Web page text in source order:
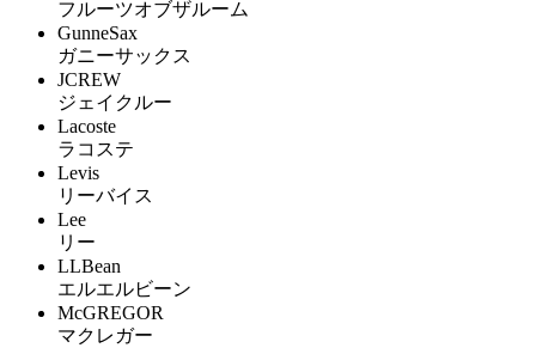
フルーツオブザルーム
GunneSax
ガニーサックス
JCREW
ジェイクルー
Lacoste
ラコステ
Levis
リーバイス
Lee
リー
LLBean
エルエルビーン
McGREGOR
マクレガー